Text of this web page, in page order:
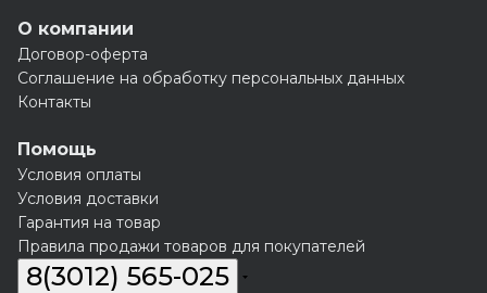
О компании
Договор-оферта
Соглашение на обработку персональных данных
Контакты
Помощь
Условия оплаты
Условия доставки
Гарантия на товар
Правила продажи товаров для покупателей
8(3012) 565-025